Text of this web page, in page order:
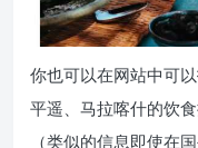
你也可以在网站中可
平遥、马拉喀什的饮
（类似的信息即使在